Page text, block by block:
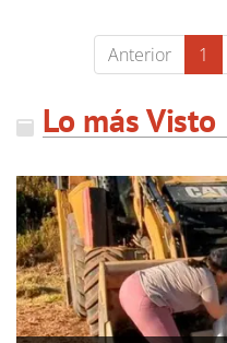
Anterior 1
Lo más Visto